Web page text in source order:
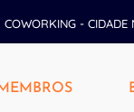
COWORKING - CIDADE